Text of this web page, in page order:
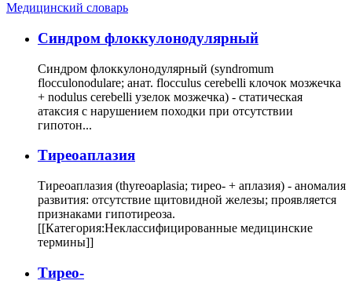
Медицинский словарь
Cиндром флоккулонодулярный
Синдром флоккулонодулярный (syndromum
flocculonodulare; анат. flocculus cerebelli клочок мозжечка
+ nodulus cerebelli узелок мозжечка) - статическая
атаксия с нарушением походки при отсутствии
гипотон...
Тиреоаплазия
Тиреоаплазия (thyreoaplasia; тирео- + аплазия) - аномалия
развития: отсутствие щитовидной железы; проявляется
признаками гипотиреоза.
[[Категория:Неклассифицированные медицинские
термины]]
Тирео-